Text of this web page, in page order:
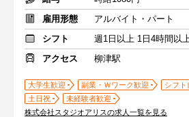
雇用形態
アルバイト・パート
シフト
週1日以上 1日4時間以
アクセス
柳津駅
大学生歓迎 副業・Ｗワーク歓迎
シフト
土日祝
未経験者歓迎
株式会社スタジオアリスの求人一覧を見る